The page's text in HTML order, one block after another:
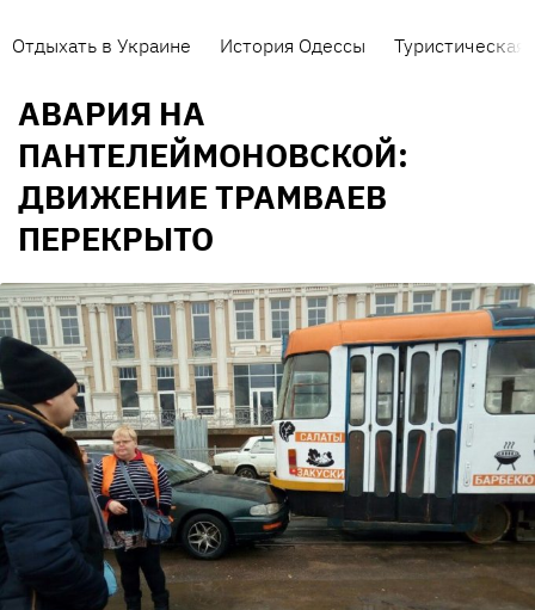
Отдыхать в Украине История Одессы Туристическая
АВАРИЯ НА
ПАНТЕЛЕЙМОНОВСКОЙ:
ДВИЖЕНИЕ ТРАМВАЕВ
ПЕРЕКРЫТО